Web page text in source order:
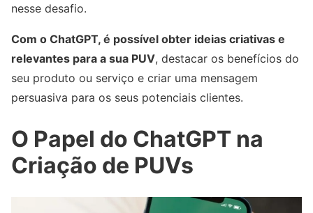
nesse desafio.
Com o ChatGPT, é possível obter ideias criativas e
relevantes para a sua PUV, destacar os benefícios do
seu produto ou serviço e criar uma mensagem
persuasiva para os seus potenciais clientes.
O Papel do ChatGPT na
Criação de PUVs